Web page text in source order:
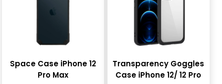
Space Case iPhone 12
Pro Max
Transparency Goggles
Case iPhone 12/ 12 Pro